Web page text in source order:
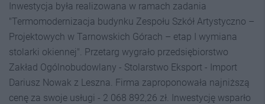
Inwestycja była realizowana w ramach zadania
"Termomodernizacja budynku Zespołu Szkół Artystyczno –
Projektowych w Tarnowskich Górach – etap I wymiana
stolarki okiennej". Przetarg wygrało przedsiębiorstwo
Zakład Ogólnobudowlany - Stolarstwo Eksport - Import
Dariusz Nowak z Leszna. Firma zaproponowała najniższą
cenę za swoje usługi - 2 068 892,26 zł. Inwestycję wsparło